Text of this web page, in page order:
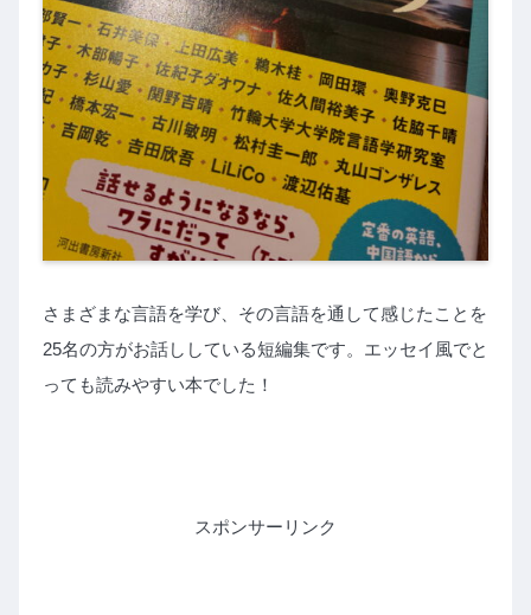
さまざまな言語を学び、その言語を通して感じたことを
25名の方がお話ししている短編集です。エッセイ風でと
っても読みやすい本でした！
スポンサーリンク